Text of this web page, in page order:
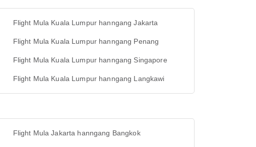
Flight Mula Kuala Lumpur hanngang Jakarta
Flight Mula Kuala Lumpur hanngang Penang
Flight Mula Kuala Lumpur hanngang Singapore
Flight Mula Kuala Lumpur hanngang Langkawi
Flight Mula Jakarta hanngang Bangkok